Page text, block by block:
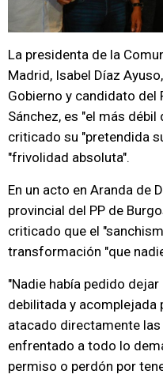
La presidenta de la
Madrid, Isabel Díaz
Gobierno y candidato del
Sánchez, es "el más
criticado su "pretendida
"frivolidad absoluta".
En un acto en Aranda de
provincial del PP de
criticado que el
transformación "que
"Nadie había pedido
debilitada y acomplejada
atacado directamente
enfrentado a todo lo
permiso o perdón por